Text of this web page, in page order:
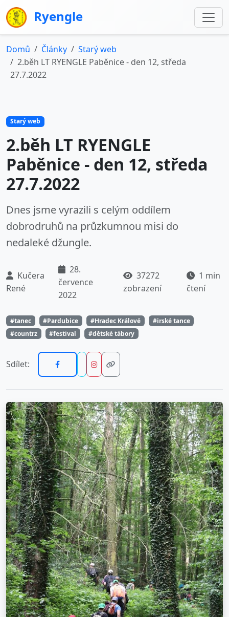
Ryengle
Domů Články
Starý web
2.běh LT RYENGLE Paběnice - den 12, středa
27.7.2022
Starý web
2.běh LT RYENGLE
Paběnice - den 12, středa
27.7.2022
Dnes jsme vyrazili s celým oddílem
dobrodruhů na průzkumnou misi do
nedaleké džungle.
Kučera
René
28.
července
2022
37272
zobrazení
1 min
čtení
#tanec #Pardubice #Hradec Králové
#irské tance
#countrz
#festival #dětské tábory
Sdílet: